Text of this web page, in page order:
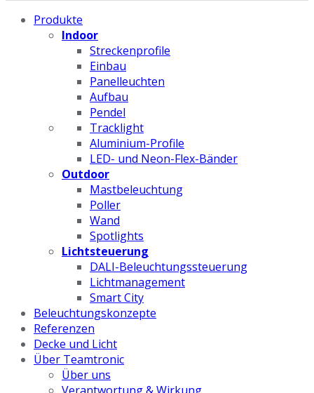
Produkte
Indoor
Streckenprofile
Einbau
Panelleuchten
Aufbau
Pendel
Tracklight
Aluminium-Profile
LED- und Neon-Flex-Bänder
Outdoor
Mastbeleuchtung
Poller
Wand
Spotlights
Lichtsteuerung
DALI-Beleuchtungssteuerung
Lichtmanagement
Smart City
Beleuchtungskonzepte
Referenzen
Decke und Licht
Über Teamtronic
Über uns